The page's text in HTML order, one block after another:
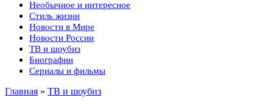
Необычное и интересное
Стиль жизни
Новости в Мире
Новости России
ТВ и шоубиз
Биографии
Сериалы и фильмы
Главная » ТВ и шоубиз